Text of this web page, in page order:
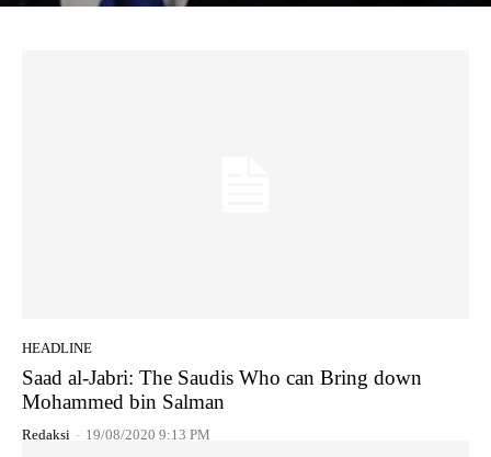
HEADLINE
Saad al-Jabri: The Saudis Who can Bring down
Mohammed bin Salman
Redaksi - 19/08/2020 9:13 PM